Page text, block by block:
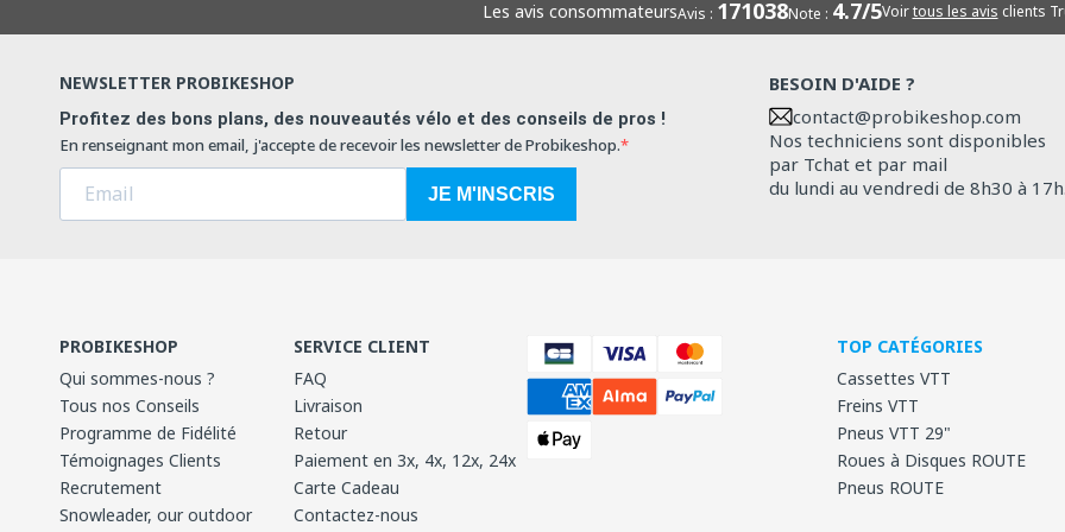
Les avis consommateursAvis : 171038Note : 4.7/5Voirtous les avis clients
NEWSLETTER PROBIKESHOP
Profitez des bons plans, des nouveautés vélo et des conseils de pros !
En renseignant mon email, j'accepte de recevoir les newsletter de Probikeshop.
JE M'INSCRIS
BESOIN D'AIDE ?
contact@probikeshop.com
Nos techniciens sont disponibles
par Tchat et par mail
du lundi au vendredi de 8h30 à
PROBIKESHOP
Qui sommes-nous ?
Tous nos Conseils
Programme de Fidélité
Témoignages Clients
Recrutement
Snowleader, our outdoor
SERVICE CLIENT
FAQ
Livraison
Retour
Paiement en 3x, 4x, 12x, 24x
Carte Cadeau
Contactez-nous
TOP CATÉGORIES
Cassettes VTT
Freins VTT
Pneus VTT 29"
Roues à Disques ROUTE
Pneus ROUTE